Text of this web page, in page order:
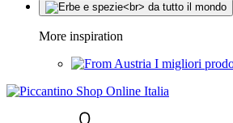
More inspiration
I migliori